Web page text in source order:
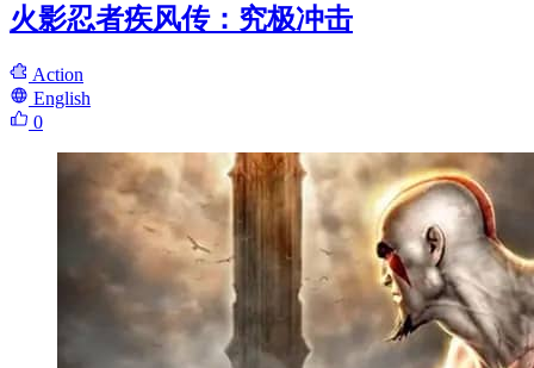
火影忍者疾风传：究极冲击
Action
English
0